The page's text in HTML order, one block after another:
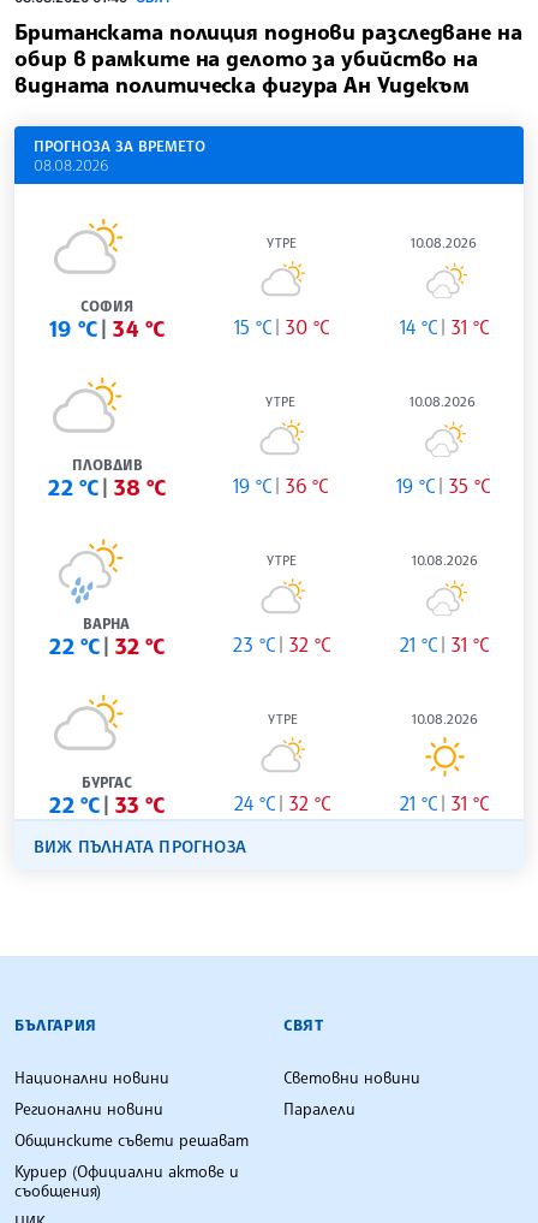
Британската полиция поднови разследване на
обир в рамките на делото за убийство на
видната политическа фигура Ан Уидекъм
ПРОГНОЗА ЗА ВРЕМЕТО
08.08.2026
СОФИЯ
19 °C 34 °C
УТРЕ
15 °C 30 °C
10.08.2026
14 °C 31 °C
ПЛОВДИВ
22 °C 38 °C
УТРЕ
19 °C 36 °C
10.08.2026
19 °C 35 °C
ВАРНА
22 °C 32 °C
УТРЕ
23 °C 32 °C
10.08.2026
21 °C 31 °C
БУРГАС
22 °C 33 °C
УТРЕ
24 °C 32 °C
10.08.2026
21 °C 31 °C
ВИЖ ПЪЛНАТА ПРОГНОЗА
БЪЛГАРСКА ТЕЛЕГРАФНА АГЕНЦИЯ
БЪЛГАРИЯ
Национални новини
Регионални новини
Общинските съвети решават
Куриер (Официални актове и
съобщения)
СВЯТ
Световни новини
Паралели